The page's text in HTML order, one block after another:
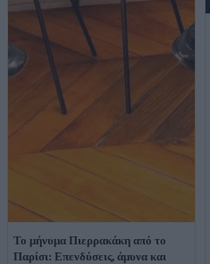
Το μήνυμα Πιερρακάκη από το
Παρίσι: Επενδύσεις, άμυνα και